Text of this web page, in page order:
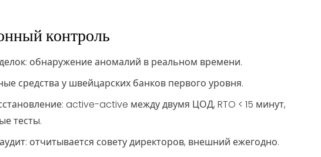
контроль
обнаружение аномалий в реальном времени.
средства у швейцарских банков первого уровня.
active-active между двумя ЦОД, RTO < 15 минут,
тесты.
отчитывается совету директоров, внешний ежегодно.